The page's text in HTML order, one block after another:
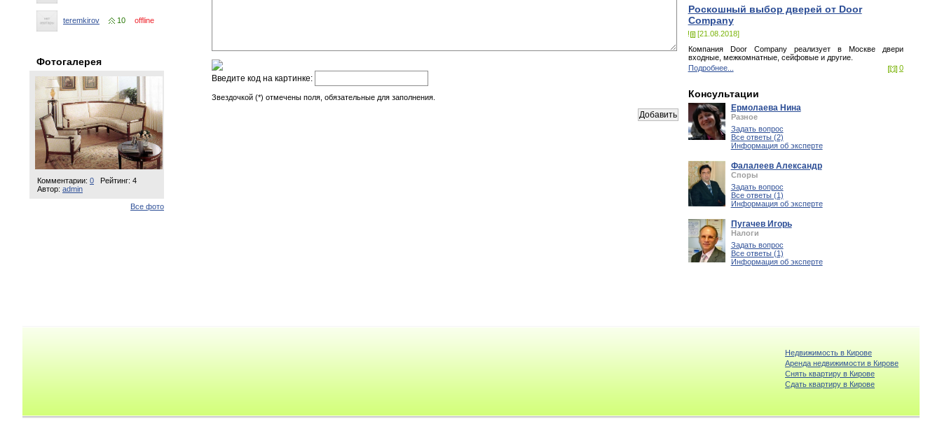
teremkirov 10 offline
Фотогалерея
Комментарии: 0
Рейтинг: 4
Автор: admin
Все фото
Введите код на картинке:
Звездочкой (*) отмечены поля, обязательные для заполнения.
Роскошный выбор дверей от Door
Company
[21.08.2018]
Компания Door Company реализует в Москве двери
входные, межкомнатные, сейфовые и другие.
Подробнее...
0
Консультации
Ермолаева Нина
Разное
Задать вопрос
Все ответы (2)
Информация об эксперте
Фалалеев Александр
Споры
Задать вопрос
Все ответы (1)
Информация об эксперте
Пугачев Игорь
Налоги
Задать вопрос
Все ответы (1)
Информация об эксперте
Недвижимость в Кирове
Аренда недвижимости в Кирове
Снять квартиру в Кирове
Cдать квартиру в Кирове